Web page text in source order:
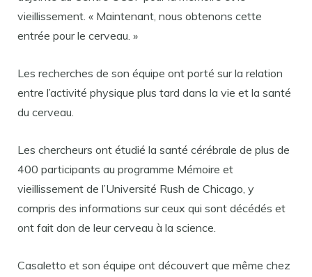
vieillissement. « Maintenant, nous obtenons cette
entrée pour le cerveau. »
Les recherches de son équipe ont porté sur la relation
entre l’activité physique plus tard dans la vie et la santé
du cerveau.
Les chercheurs ont étudié la santé cérébrale de plus de
400 participants au programme Mémoire et
vieillissement de l’Université Rush de Chicago, y
compris des informations sur ceux qui sont décédés et
ont fait don de leur cerveau à la science.
Casaletto et son équipe ont découvert que même chez